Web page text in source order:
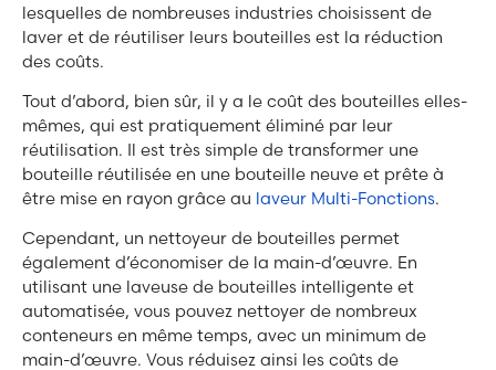
lesquelles de nombreuses industries choisissent de
laver et de réutiliser leurs bouteilles est la réduction
des coûts.
Tout d’abord, bien sûr, il y a le coût des bouteilles elles-
mêmes, qui est pratiquement éliminé par leur
réutilisation. Il est très simple de transformer une
bouteille réutilisée en une bouteille neuve et prête à
être mise en rayon grâce au laveur Multi-Fonctions.
Cependant, un nettoyeur de bouteilles permet
également d’économiser de la main-d’œuvre. En
utilisant une laveuse de bouteilles intelligente et
automatisée, vous pouvez nettoyer de nombreux
conteneurs en même temps, avec un minimum de
main-d’œuvre. Vous réduisez ainsi les coûts de